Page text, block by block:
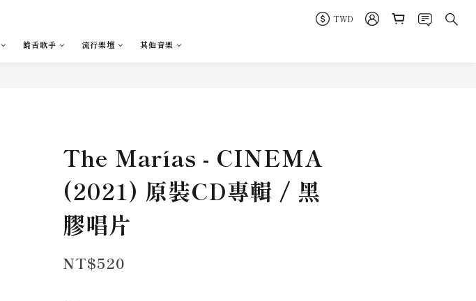
TWD
饒舌歌手 流行樂壇 其他音樂
The Marías - CINEMA
(2021) 原裝CD專輯 / 黑
膠唱片
NT$520